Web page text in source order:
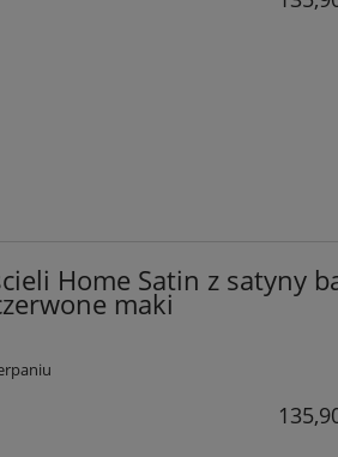
Home Satin z satyny
maki